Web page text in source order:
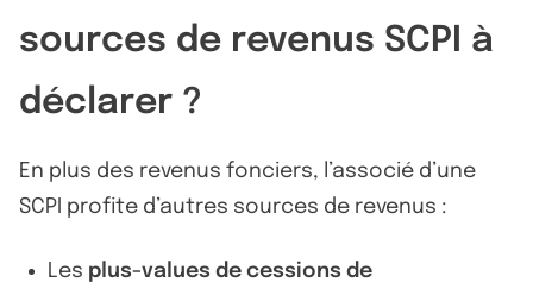
sources de revenus SCPI à
déclarer ?
En plus des revenus fonciers, l’associé d’une
SCPI profite d’autres sources de revenus :
Les plus-values de cessions de